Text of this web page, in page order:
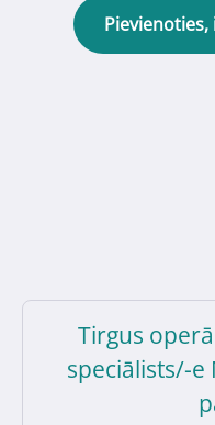
Tirgus
speciālists/-e